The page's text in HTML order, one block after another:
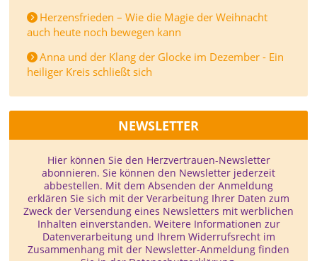
Herzensfrieden – Wie die Magie der Weihnacht
auch heute noch bewegen kann
Anna und der Klang der Glocke im Dezember - Ein
heiliger Kreis schließt sich
NEWSLETTER
Hier können Sie den Herzvertrauen-­Newsletter
abonnieren. Sie können den Newsletter jederzeit
abbestellen. Mit dem Absenden der Anmeldung
erklären Sie sich mit der Verarbeitung Ihrer Daten zum
Zweck der Versendung eines Newsletters mit werblichen
Inhalten einverstanden. Weitere Informationen zur
Datenverarbeitung und Ihrem Widerrufsrecht im
Zusammenhang mit der Newsletter-Anmeldung finden